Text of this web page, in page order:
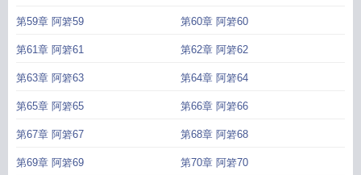
第59章 阿箬59 第60章 阿箬60
第61章 阿箬61 第62章 阿箬62
第63章 阿箬63 第64章 阿箬64
第65章 阿箬65 第66章 阿箬66
第67章 阿箬67 第68章 阿箬68
第69章 阿箬69 第70章 阿箬70